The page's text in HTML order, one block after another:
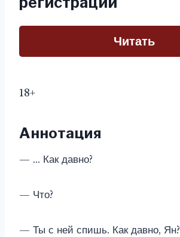
Читать
18+
Аннотация
— … Как давно?
— Что?
— Ты с ней спишь. Как давно, Ян?